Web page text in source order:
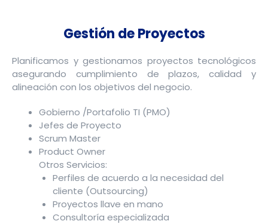
Gestión de Proyectos
Planificamos y gestionamos proyectos tecnológicos
asegurando cumplimiento de plazos, calidad y
alineación con los objetivos del negocio.
Gobierno /Portafolio TI (PMO)
Jefes de Proyecto
Scrum Master
Product Owner
Otros Servicios:
Perfiles de acuerdo a la necesidad del
cliente (Outsourcing)
Proyectos llave en mano
Consultoría especializada